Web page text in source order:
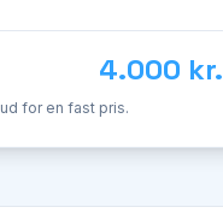
4.000 kr.
for en fast pris.